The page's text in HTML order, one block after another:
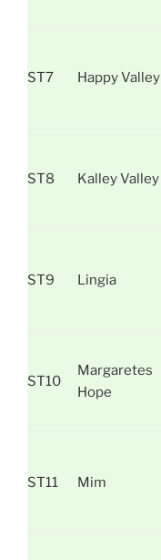
ST7 Happy Valley
ST8 Kalley Valley
ST9 Lingia
ST10
Margaretes
Hope
ST11 Mim